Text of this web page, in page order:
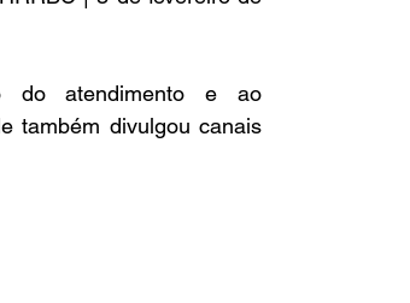
do atendimento e ao
também divulgou canais